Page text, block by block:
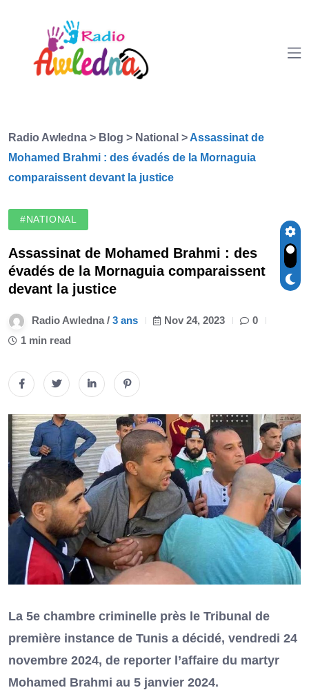
Radio Awledna > Blog > National > Assassinat de
Mohamed Brahmi : des évadés de la Mornaguia
comparaissent devant la justice
#NATIONAL
Assassinat de Mohamed Brahmi : des
évadés de la Mornaguia comparaissent
devant la justice
Radio Awledna / 3 ans Nov 24, 2023
0
1 min read
La 5e chambre criminelle près le Tribunal de
première instance de Tunis a décidé, vendredi 24
novembre 2024, de reporter l’affaire du martyr
Mohamed Brahmi au 5 janvier 2024.